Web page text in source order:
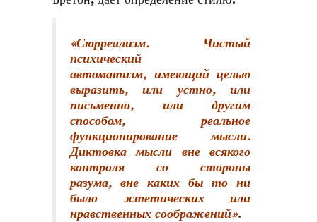
«Сюрреализм. Чистый
психический
автоматизм, имеющий целью
выразить, или устно, или
письменно, или другим
способом, реальное
функционирование мысли.
Диктовка мысли вне всякого
контроля со стороны
разума, вне каких бы то ни
было эстетических или
нравственных соображений».